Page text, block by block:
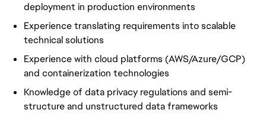
deployment in production environments
Experience translating requirements into scalable
technical solutions
Experience with cloud platforms (AWS/Azure/GCP)
and containerization technologies
Knowledge of data privacy regulations and semi-
structure and unstructured data frameworks